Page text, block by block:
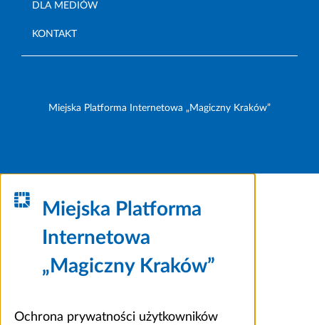
DLA MEDIÓW
KONTAKT
Miejska Platforma Internetowa „Magiczny Kraków”
Miejska Platforma
Internetowa
„Magiczny Kraków”
Ochrona prywatności użytkowników